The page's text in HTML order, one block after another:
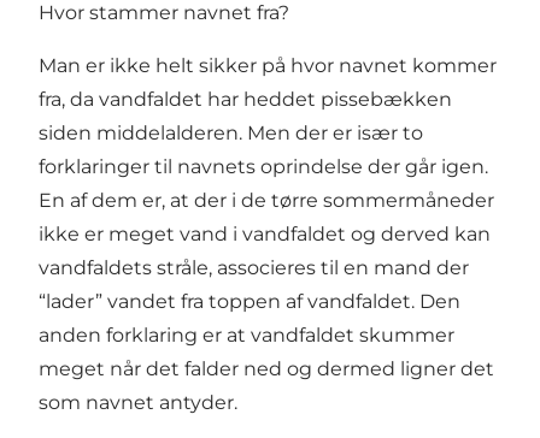
Hvor stammer navnet fra?
Man er ikke helt sikker på hvor navnet kommer
fra, da vandfaldet har heddet pissebækken
siden middelalderen. Men der er især to
forklaringer til navnets oprindelse der går igen.
En af dem er, at der i de tørre sommermåneder
ikke er meget vand i vandfaldet og derved kan
vandfaldets stråle, associeres til en mand der
“lader” vandet fra toppen af vandfaldet. Den
anden forklaring er at vandfaldet skummer
meget når det falder ned og dermed ligner det
som navnet antyder.